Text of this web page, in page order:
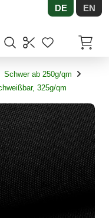
DE EN
Schwer ab 250g/qm
325g/qm